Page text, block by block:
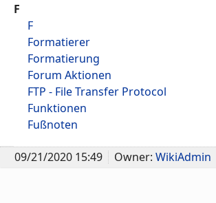
F
F
Formatierer
Formatierung
Forum Aktionen
FTP - File Transfer Protocol
Funktionen
Fußnoten
09/21/2020 15:49 Owner: WikiAdmin